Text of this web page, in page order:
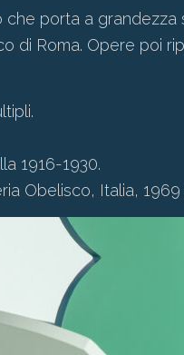
porta a
di Roma. Opere poi
1916-1930.
Obelisco, Italia, 1969